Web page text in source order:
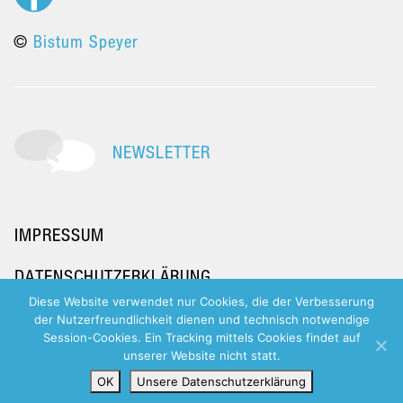
© Bistum Speyer
NEWSLETTER
IMPRESSUM
DATENSCHUTZERKLÄRUNG
Diese Website verwendet nur Cookies, die der Verbesserung
der Nutzerfreundlichkeit dienen und technisch notwendige
Session-Cookies. Ein Tracking mittels Cookies findet auf
unserer Website nicht statt.
OK
Unsere Datenschutzerklärung